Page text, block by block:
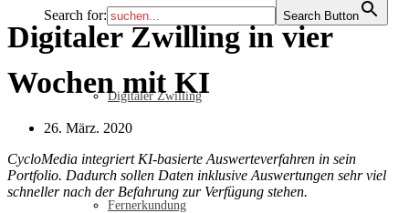
Digitaler Zwilling
Fernerkundung
Search for: Search Button
Digitaler Zwilling in vier
Wochen mit KI
26. März. 2020
CycloMedia integriert KI-basierte Auswerteverfahren in sein
Portfolio. Dadurch sollen Daten inklusive Auswertungen sehr viel
schneller nach der Befahrung zur Verfügung stehen.